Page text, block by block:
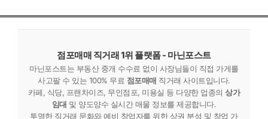
점포매매 직거래 1위 플랫폼 - 마닌포스트
마닌포스트는 부동산 중개 수수료 없이 사장님들이 직접 가게를
사고팔 수 있는 100% 무료 점포매매 직거래 사이트입니다.
카페, 식당, 프랜차이즈, 무인점포, 미용실 등 다양한 업종의상가
임대 및 양도양수 실시간 매물 정보를 제공합니다.
투명한 직거래 문화와 예비 창업자를 위한 상권 분석 및 창업 가